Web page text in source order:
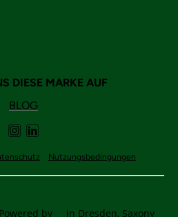
DIESE MARKE AUF
BLOG
Nutzungsbedingungen
Powered by in Dresden, Saxony